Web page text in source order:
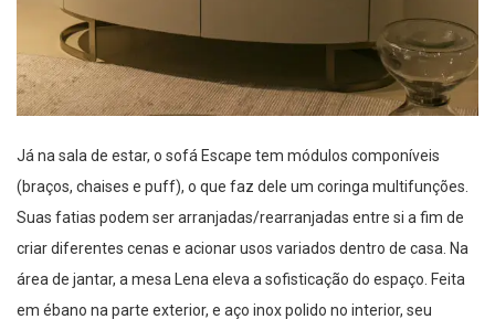
Já na sala de estar, o sofá Escape tem módulos componíveis
(braços, chaises e puff), o que faz dele um coringa multifunções.
Suas fatias podem ser arranjadas/rearranjadas entre si a fim de
criar diferentes cenas e acionar usos variados dentro de casa. Na
área de jantar, a mesa Lena eleva a sofisticação do espaço. Feita
em ébano na parte exterior, e aço inox polido no interior, seu